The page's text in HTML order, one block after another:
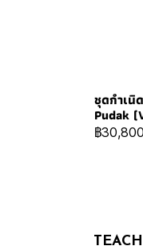
ชุดกำเนิ
Pudak
฿30,800